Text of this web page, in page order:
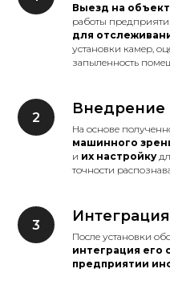
Выезд на объект
работы
для
установки камер,
запыленность
Внедрение
На основе
машинного
и их настройку
точности
Интеграция
После установки
интеграция его
предприятии